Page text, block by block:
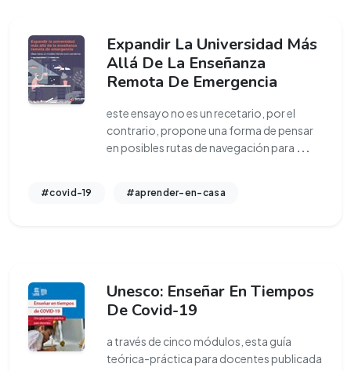
Expandir La Universidad Más
Allá De La Enseñanza
Remota De Emergencia
este ensayo no es un recetario, por el
contrario, propone una forma de pensar
en posibles rutas de navegación para ...
#covid-19 #aprender-en-casa
Unesco: Enseñar En Tiempos
De Covid-19
a través de cinco módulos, esta guía
teórica-práctica para docentes publicada